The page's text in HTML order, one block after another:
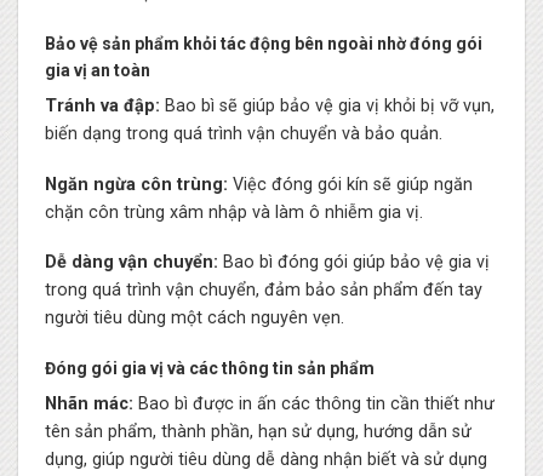
Bảo vệ sản phẩm khỏi tác động bên ngoài nhờ đóng gói
gia vị an toàn
Tránh va đập: Bao bì sẽ giúp bảo vệ gia vị khỏi bị vỡ vụn,
biến dạng trong quá trình vận chuyển và bảo quản.
Ngăn ngừa côn trùng: Việc đóng gói kín sẽ giúp ngăn
chặn côn trùng xâm nhập và làm ô nhiễm gia vị.
Dễ dàng vận chuyển: Bao bì đóng gói giúp bảo vệ gia vị
trong quá trình vận chuyển, đảm bảo sản phẩm đến tay
người tiêu dùng một cách nguyên vẹn.
Đóng gói gia vị và các thông tin sản phẩm
Nhãn mác: Bao bì được in ấn các thông tin cần thiết như
tên sản phẩm, thành phần, hạn sử dụng, hướng dẫn sử
dụng, giúp người tiêu dùng dễ dàng nhận biết và sử dụng